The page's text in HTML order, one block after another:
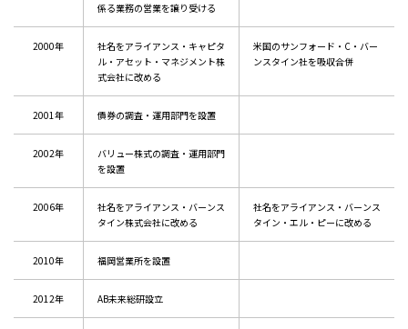
係る業務の営業を譲り受ける
2000年
社名をアライアンス・キャピタ
ル・アセット・マネジメント株
式会社に改める
米国のサンフォード・C・バー
ンスタイン社を吸収合併
2001年 債券の調査・運用部門を設置
2002年
バリュー株式の調査・運用部門
を設置
2006年
社名をアライアンス・バーンス
タイン株式会社に改める
社名をアライアンス・バーンス
タイン・エル・ピーに改める
2010年 福岡営業所を設置
2012年 AB未来総研設立